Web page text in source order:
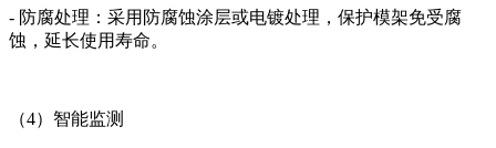
- 防腐处理：采用防腐蚀涂层或电镀处理，保护模架免受腐
蚀，延长使用寿命。
（4）智能监测